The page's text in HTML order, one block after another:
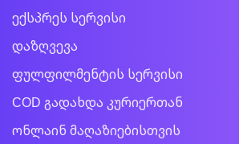
ექსპრეს სერვისი
დაზღვევა
ფულფილმენტის სერვისი
COD გადახდა კურიერთან
ონლაინ მაღაზიებისთვის